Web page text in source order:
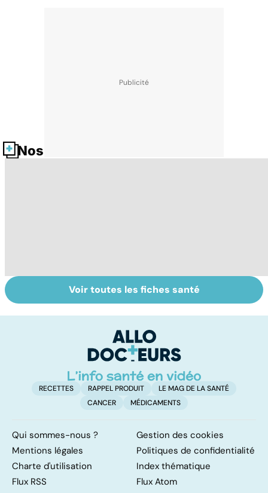
Nos fiches santé
Comment tenir
ses bonnes
Muscler ses
abdos pour
ventre plat
Voir toutes les fiches santé
RECETTES RAPPEL PRODUIT
LE MAG DE LA SANTÉ
CANCER
MÉDICAMENTS
Qui sommes-nous ?
Gestion des cookies
Mentions légales
Politiques de confidentialité
Charte d'utilisation
Index thématique
Flux RSS
Flux Atom